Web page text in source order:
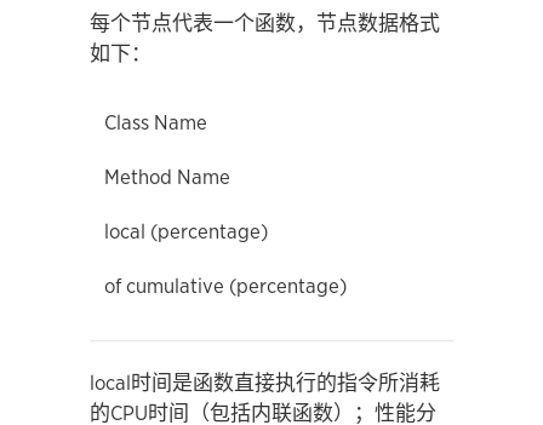
每个节点代表一个函数，节点数据格式
如下：
Class Name
Method Name
local (percentage)
of cumulative (percentage)
local时间是函数直接执行的指令所消耗
的CPU时间（包括内联函数）；性能分